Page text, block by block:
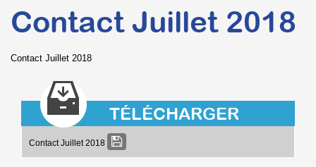
Contact Juillet 2018
Contact Juillet 2018
TÉLÉCHARGER
Contact Juillet 2018